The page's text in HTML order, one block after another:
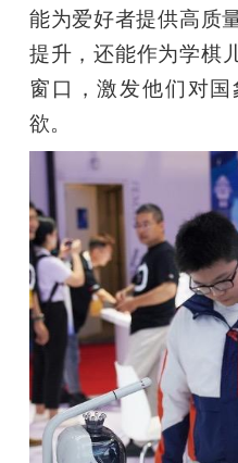
能为爱好者提供高质
提升，还能作为学棋
窗口，激发他们对
欲。